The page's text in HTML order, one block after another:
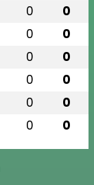
0 0
0 0
0 0
0 0
0 0
0 0